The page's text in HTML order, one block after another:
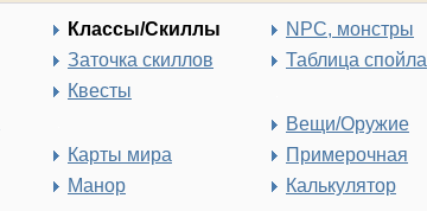
Классы/Скиллы
Заточка скиллов
Квесты
Карты мира
Манор
NPC, монстры
Таблица спойла
Вещи/Оружие
Примерочная
Калькулятор